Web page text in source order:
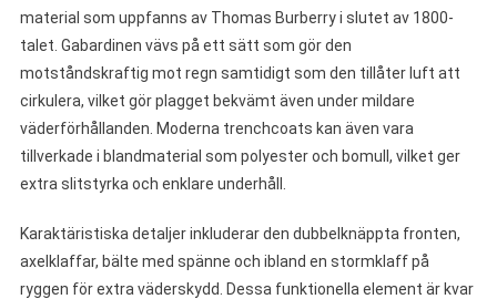
material som uppfanns av Thomas Burberry i slutet av 1800-
talet. Gabardinen vävs på ett sätt som gör den
motståndskraftig mot regn samtidigt som den tillåter luft att
cirkulera, vilket gör plagget bekvämt även under mildare
väderförhållanden. Moderna trenchcoats kan även vara
tillverkade i blandmaterial som polyester och bomull, vilket ger
extra slitstyrka och enklare underhåll.
Karaktäristiska detaljer inkluderar den dubbelknäppta fronten,
axelklaffar, bälte med spänne och ibland en stormklaff på
ryggen för extra väderskydd. Dessa funktionella element är kvar